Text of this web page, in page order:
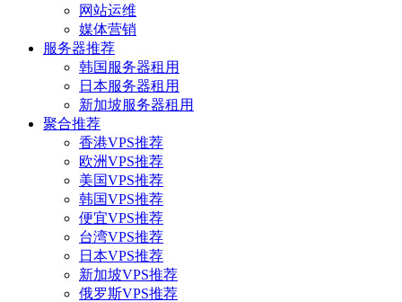
网站运维
媒体营销
服务器推荐
韩国服务器租用
日本服务器租用
新加坡服务器租用
聚合推荐
香港VPS推荐
欧洲VPS推荐
美国VPS推荐
韩国VPS推荐
便宜VPS推荐
台湾VPS推荐
日本VPS推荐
新加坡VPS推荐
俄罗斯VPS推荐